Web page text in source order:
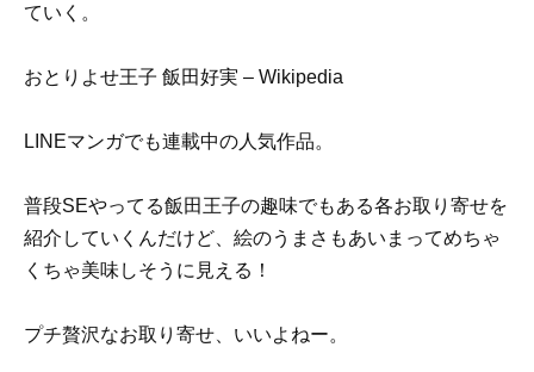
ていく。
おとりよせ王子 飯田好実 – Wikipedia
LINEマンガでも連載中の人気作品。
普段SEやってる飯田王子の趣味でもある各お取り寄せを
紹介していくんだけど、絵のうまさもあいまってめちゃ
くちゃ美味しそうに見える！
プチ贅沢なお取り寄せ、いいよねー。